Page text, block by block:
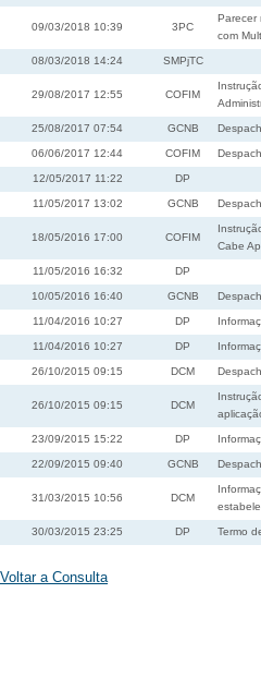
09/03/2018 10:39 3PC
Parecer
com
08/03/2018 14:24 SMPjTC
29/08/2017 12:55 COFIM
25/08/2017 07:54 GCNB
06/06/2017 12:44 COFIM
12/05/2017 11:22 DP
11/05/2017 13:02 GCNB
18/05/2016 17:00 COFIM
Cabe
11/05/2016 16:32 DP
10/05/2016 16:40 GCNB
11/04/2016 10:27 DP
11/04/2016 10:27 DP
26/10/2015 09:15 DCM
26/10/2015 09:15 DCM
23/09/2015 15:22 DP
22/09/2015 09:40 GCNB
31/03/2015 10:56 DCM
30/03/2015 23:25 DP Termo
Voltar a Consulta